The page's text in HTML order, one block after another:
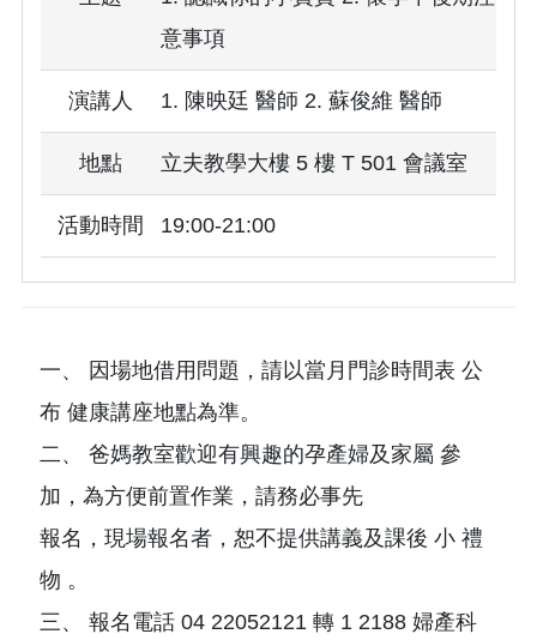
意事項
演講人 1. 陳映廷 醫師 2. 蘇俊維 醫師
地點 立夫教學大樓 5 樓 T 501 會議室
活動時間 19:00-21:00
一、 因場地借用問題，請以當月門診時間表 公
布 健康講座地點為準。
二、 爸媽教室歡迎有興趣的孕產婦及家屬 參
加，為方便前置作業，請務必事先
報名，現場報名者，恕不提供講義及課後 小 禮
物 。
三、 報名電話 04 22052121 轉 1 2188 婦產科